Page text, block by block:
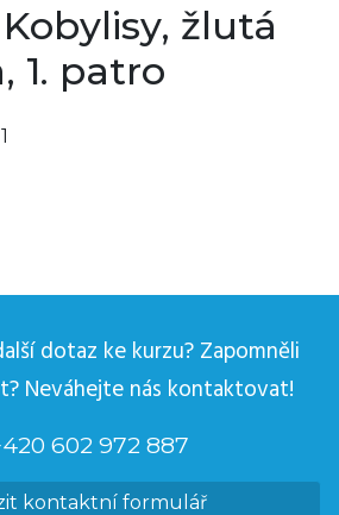
žlutá
1. patro
dotaz ke kurzu? Zapomněli
Neváhejte nás kontaktovat!
602 972 887
kontaktní formulář